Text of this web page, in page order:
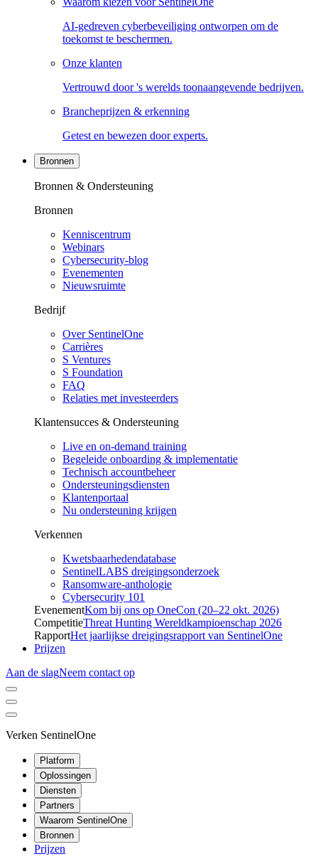
AI-gedreven cyberbeveiliging ontworpen om de
toekomst te beschermen.
Onze klanten
Vertrouwd door 's werelds toonaangevende bedrijven.
Brancheprijzen & erkenning
Getest en bewezen door experts.
Bronnen
Bronnen & Ondersteuning
Bronnen
Kenniscentrum
Webinars
Cybersecurity-blog
Evenementen
Nieuwsruimte
Bedrijf
Over SentinelOne
Carrières
S Ventures
S Foundation
FAQ
Relaties met investeerders
Klantensucces & Ondersteuning
Live en on-demand training
Begeleide onboarding & implementatie
Technisch accountbeheer
Ondersteuningsdiensten
Klantenportaal
Nu ondersteuning krijgen
Verkennen
Kwetsbaarhedendatabase
SentinelLABS dreigingsonderzoek
Ransomware-anthologie
Cybersecurity 101
EvenementKom bij ons op OneCon (20–22 okt. 2026)
CompetitieThreat Hunting Wereldkampioenschap 2026
RapportHet jaarlijkse dreigingsrapport van SentinelOne
Prijzen
Aan de slagNeem contact op
Verken SentinelOne
Platform
Oplossingen
Diensten
Partners
Waarom SentinelOne
Bronnen
Prijzen